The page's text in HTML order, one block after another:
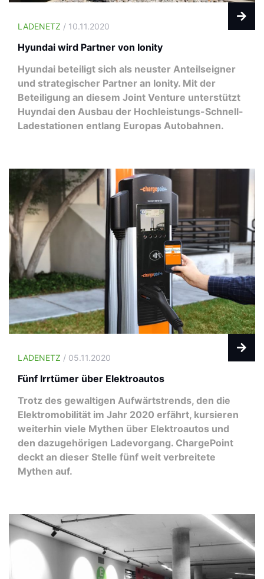
LADENETZ / 10.11.2020
Hyundai wird Partner von Ionity
Hyundai beteiligt sich als neuster Anteilseigner
und strategischer Partner an Ionity. Mit der
Beteiligung an diesem Joint Venture unterstützt
Huyndai den Ausbau der Hochleistungs-Schnell-
Ladestationen entlang Europas Autobahnen.
LADENETZ / 05.11.2020
Fünf Irrtümer über Elektroautos
Trotz des gewaltigen Aufwärtstrends, den die
Elektromobilität im Jahr 2020 erfährt, kursieren
weiterhin viele Mythen über Elektroautos und
den dazugehörigen Ladevorgang. ChargePoint
deckt an dieser Stelle fünf weit verbreitete
Mythen auf.